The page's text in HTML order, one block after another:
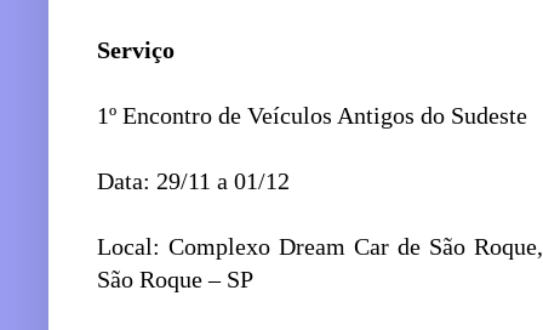
Serviço
1º Encontro de Veículos Antigos do Sudeste
Data: 29/11 a 01/12
Local: Complexo Dream Car de São
São Roque – SP